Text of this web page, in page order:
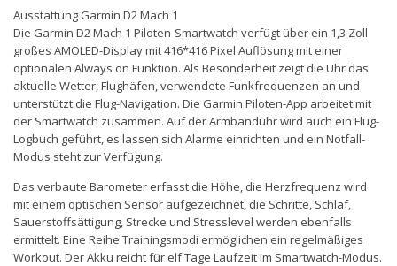
Mobilfunk-Tarifrechner
Flatrate-Datentarife
Ausstattung Garmin D2 Mach 1
Die Garmin D2 Mach 1 Piloten-Smartwatch verfügt über ein 1,3 Zoll
großes AMOLED-Display mit 416*416 Pixel Auflösung mit einer
optionalen Always on Funktion. Als Besonderheit zeigt die Uhr das
aktuelle Wetter, Flughäfen, verwendete Funkfrequenzen an und
unterstützt die Flug-Navigation. Die Garmin Piloten-App arbeitet mit
der Smartwatch zusammen. Auf der Armbanduhr wird auch ein Flug-
Logbuch geführt, es lassen sich Alarme einrichten und ein Notfall-
Modus steht zur Verfügung.
Das verbaute Barometer erfasst die Höhe, die Herzfrequenz wird
mit einem optischen Sensor aufgezeichnet, die Schritte, Schlaf,
Sauerstoffsättigung, Strecke und Stresslevel werden ebenfalls
ermittelt. Eine Reihe Trainingsmodi ermöglichen ein regelmäßiges
Workout. Der Akku reicht für elf Tage Laufzeit im Smartwatch-Modus.